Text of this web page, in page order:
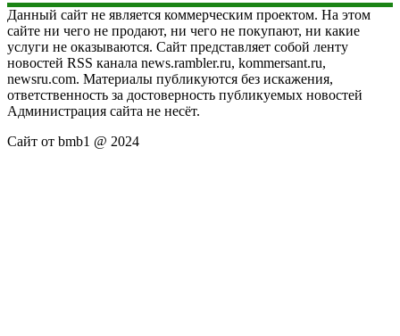
Данный сайт не является коммерческим проектом. На этом
сайте ни чего не продают, ни чего не покупают, ни какие
услуги не оказываются. Сайт представляет собой ленту
новостей RSS канала news.rambler.ru, kommersant.ru,
newsru.com. Материалы публикуются без искажения,
ответственность за достоверность публикуемых новостей
Администрация сайта не несёт.
Сайт от bmb1 @ 2024